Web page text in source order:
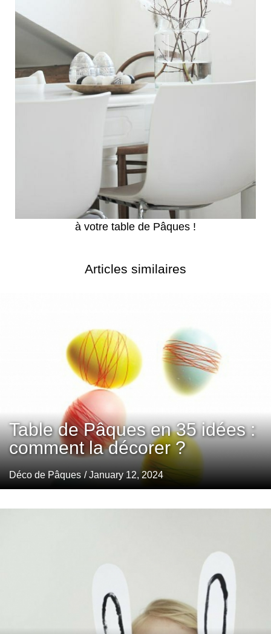
à votre table de Pâques !
Articles similaires
Table de Pâques en 35 idées :
comment la décorer ?
Déco de Pâques / January 12, 2024